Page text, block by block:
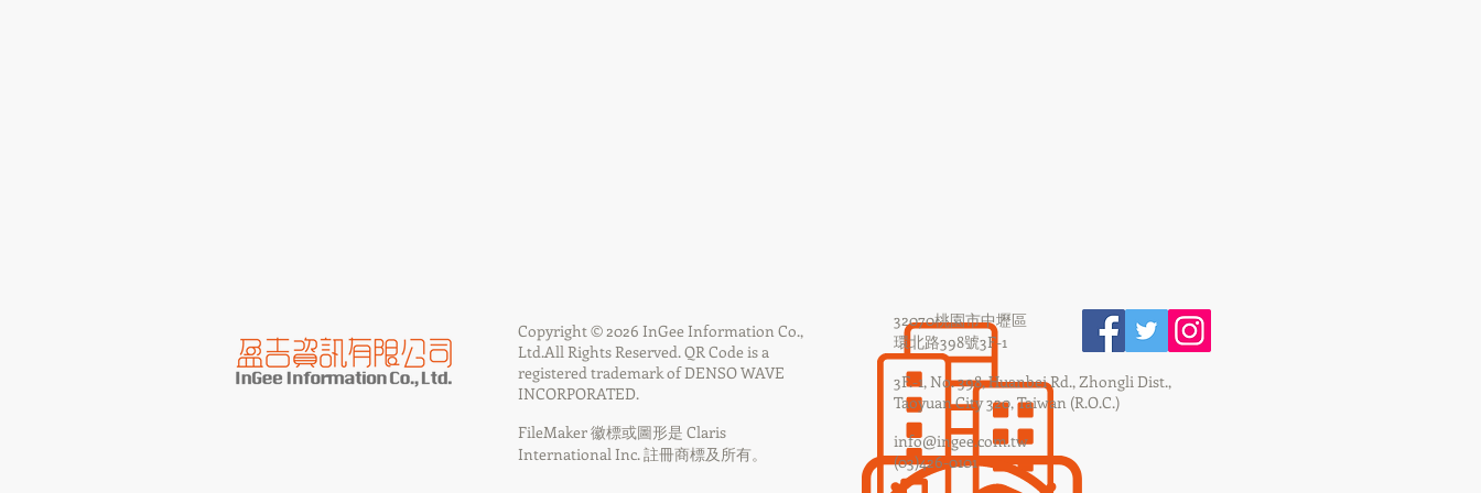
Copyright © 2026 InGee Information Co.,
Ltd.All Rights Reserved.QR Code is a
registered trademark of DENSO WAVE
INCORPORATED.
FileMaker 徽標或圖形是 Claris
International Inc. 註冊商標及所有。
32070桃園市中壢區
環北路398號3F-1
3F.-1, No. 398, Huanbei Rd., Zhongli Dist.,
Taoyuan City 320, Taiwan (R.O.C.)
info@ingee.com.tw
(03)426-0101